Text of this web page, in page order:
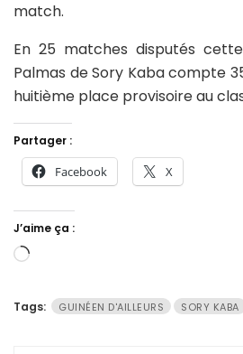
match.
En 25 matches disputés
Palmas de Sory Kaba compte
huitième place provisoire au
Partager :
Facebook X
J’aime ça :
Chargement…
Tags: GUINÉEN D'AILLEURS SORY KABA